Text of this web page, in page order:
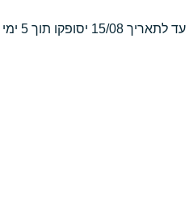
עד לתאריך 15/08 יסופקו תוך 5 ימי